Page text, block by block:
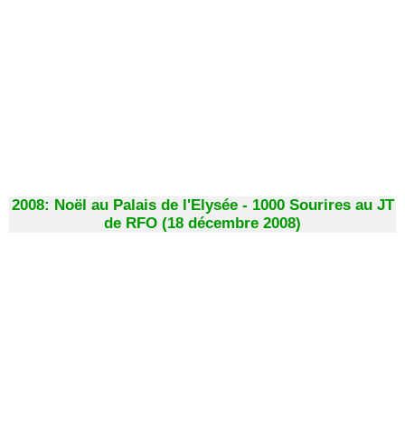
2008: Noël au Palais de l'Elysée - 1000 Sourires au JT
de RFO (18 décembre 2008)